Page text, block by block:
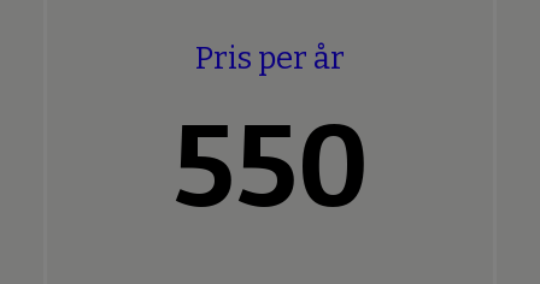
Pris per år
550